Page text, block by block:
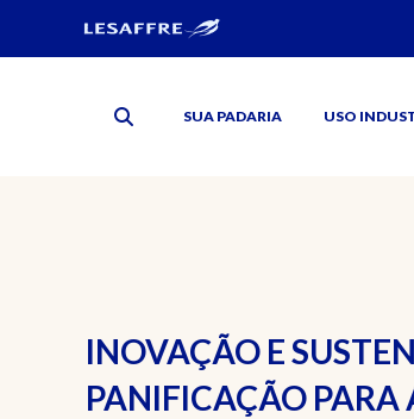
SUA PADARIA USO
INOVAÇÃO E
PANIFICAÇÃO PARA